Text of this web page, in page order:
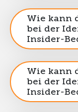
Wie kann
bei der
Insider-
Wie kann
bei der
Insider-